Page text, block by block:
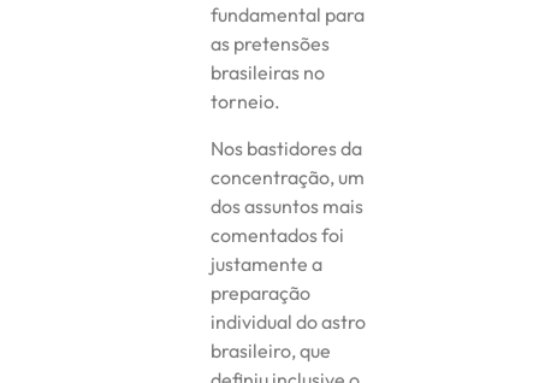
fundamental para
as pretensões
brasileiras no
torneio.
Nos bastidores da
concentração, um
dos assuntos mais
comentados foi
justamente a
preparação
individual do astro
brasileiro, que